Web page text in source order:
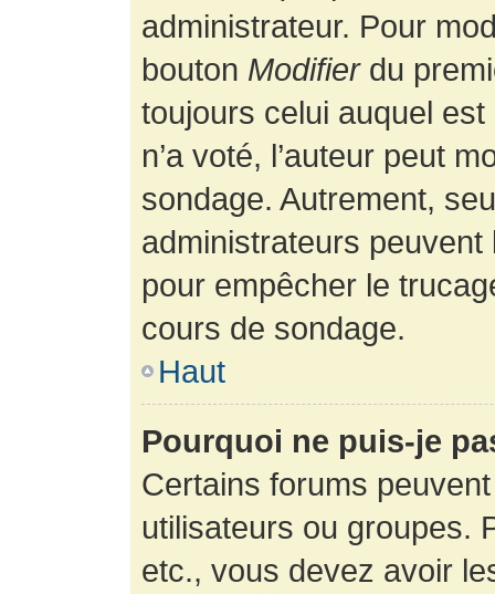
administrateur. Pour
bouton Modifierdu
toujours celui auquel
n’a voté, l’auteur peut
sondage. Autrement,
administrateurs
pour empêcher le
cours de sondage.
Haut
Pourquoi ne puis-je
Certains forums
utilisateurs ou groupes.
etc., vous devez avoir